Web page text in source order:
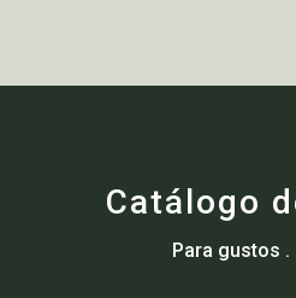
Catálogo
Para gustos .